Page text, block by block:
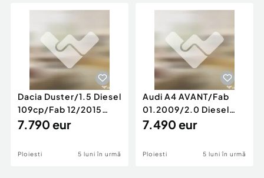
Animale de companie
Afaceri și echipamente profesionale
Inchiriere Bunuri si Vehicule
Utilaje agricole si industriale
Piese auto si accesorii
Dacia Duster
Dacia Duster/1.5 Diesel
109cp/Fab 12/2015
/Euro 5/GARANTIE 12
7.790 eur
Ploiesti 5 luni în urmă
Audi A4 AVANT/Fab
01.2009/2.0 Diesel
140cp/Posibilitate
7.490 eur
Ploiesti 5 luni în urmă